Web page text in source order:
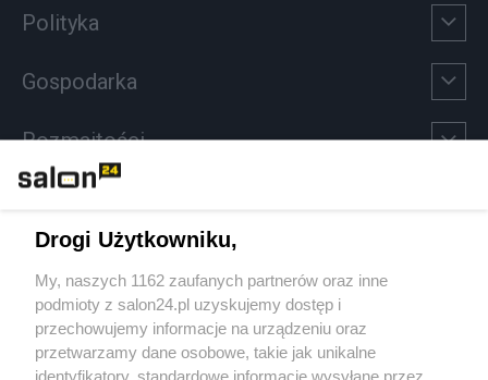
Polityka
Gospodarka
Rozmaitości
Sport
Społeczeństwo
Drogi Użytkowniku,
My, naszych 1162 zaufanych partnerów oraz inne
podmioty z salon24.pl uzyskujemy dostęp i
przechowujemy informacje na urządzeniu oraz
przetwarzamy dane osobowe, takie jak unikalne
identyfikatory, standardowe informacje wysyłane przez